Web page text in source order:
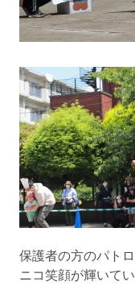
保護者の方のパト
ニコ笑顔が輝いてい